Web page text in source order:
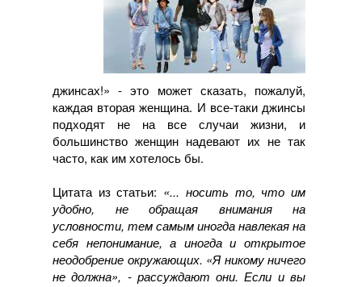
джинсах!» - это может сказать, пожалуй,
каждая вторая женщина. И все-таки джинсы
подходят не на все случаи жизни, и
большинство женщин надевают их не так
часто, как им хотелось бы.
Цитата из статьи: «... носить то, что им
удобно, не обращая внимания на
условности, тем самым иногда навлекая на
себя непонимание, а иногда и открытое
неодобрение окружающих. «Я никому ничего
не должна», - рассуждают они. Если и вы